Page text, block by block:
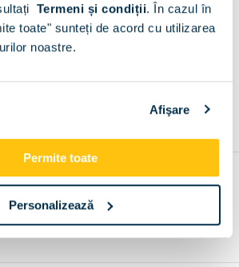
Termeni și condiții. În cazul în
toate" sunteți de acord cu utilizarea
noastre.
Afişare
Permite toate
Personalizează
un comentariu